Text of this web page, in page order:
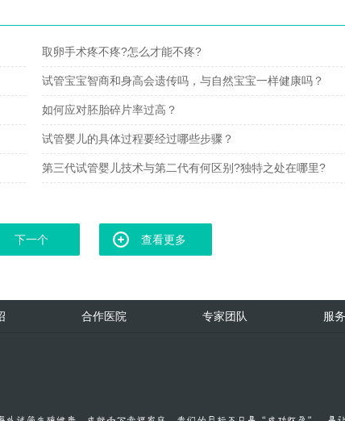
取卵手术疼不疼?怎么才能不疼?
试管宝宝智商和身高会遗传吗，与自然宝宝一样健康吗？
如何应对胚胎碎片率过高？
试管婴儿的具体过程要经过哪些步骤？
第三代试管婴儿技术与第二代有何区别?独特之处在哪里?
下一个 查看更多
合作医院 专家团队 服